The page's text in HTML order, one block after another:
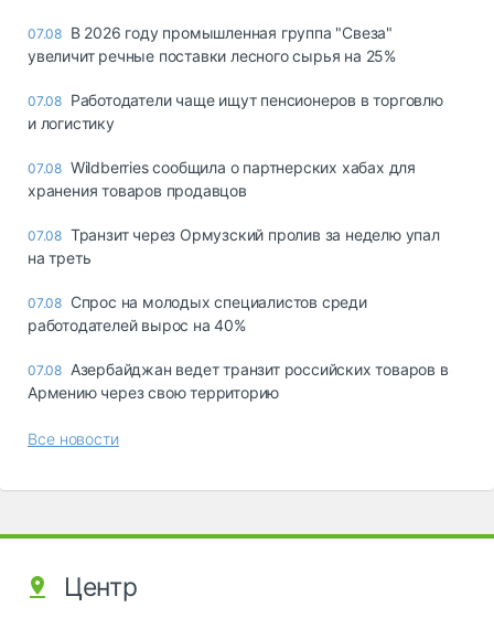
07.08 В 2026 году промышленная группа "Свеза"
увеличит речные поставки лесного сырья на 25%
07.08 Работодатели чаще ищут пенсионеров в торговлю
и логистику
07.08 Wildberries сообщила о партнерских хабах для
хранения товаров продавцов
07.08 Транзит через Ормузский пролив за неделю упал
на треть
07.08 Спрос на молодых специалистов среди
работодателей вырос на 40%
07.08 Азербайджан ведет транзит российских товаров в
Армению через свою территорию
Все новости
Центр